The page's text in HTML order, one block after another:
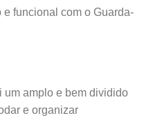
funcional com o Guarda-
um amplo e bem dividido
e organizar